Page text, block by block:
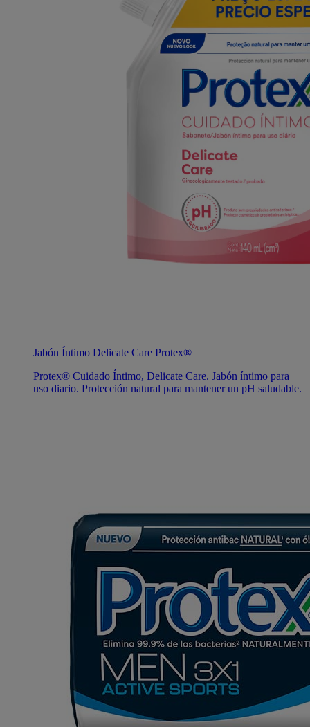
Jabón Íntimo Delicate Care Protex®
Protex® Cuidado Íntimo, Delicate Care. Jabón íntimo para
uso diario. Protección natural para mantener un pH saludable.